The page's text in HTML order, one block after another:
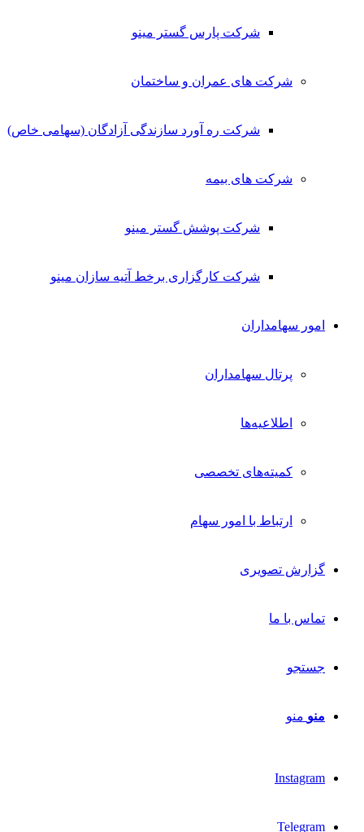
شرکت پارس گستر مینو
شرکت های عمران و ساختمان
شرکت ره آورد سازندگی آزادگان (سهامی خاص)
شرکت های بیمه
شرکت پوشش گستر مینو
شرکت کارگزاری برخط آتیه سازان مینو
امور سهامداران
پرتال سهامداران
اطلاعیه‌ها
کمیته‌های تخصصی
ارتباط با امور سهام
گزارش تصویری
تماس با ما
جستجو
منو منو
Instagram
Telegram